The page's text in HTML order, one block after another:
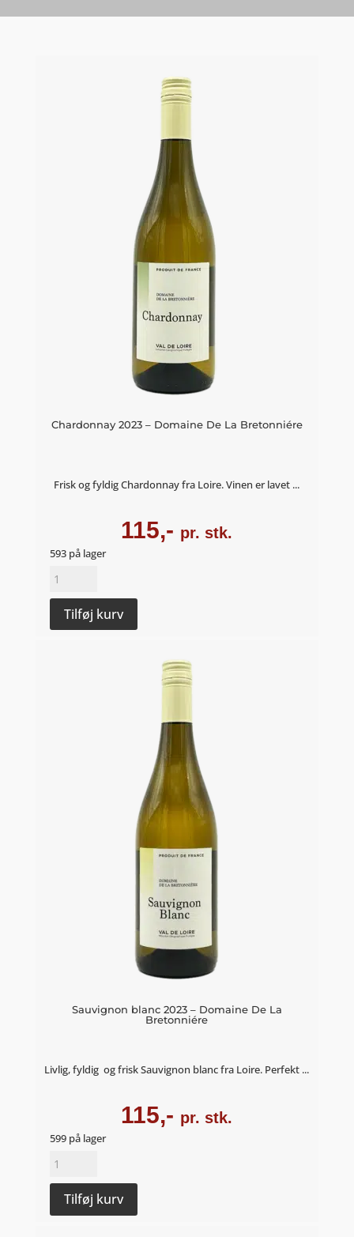
Chardonnay 2023 – Domaine De La Bretonniére
Frisk og fyldig Chardonnay fra Loire. Vinen er lavet ...
115,- pr. stk.
593 på lager
Chardonnay
Domaine
Tilføj kurv
Sauvignon blanc 2023 – Domaine De La
Bretonniére
Livlig, fyldig og frisk Sauvignon blanc fra Loire. Perfekt ...
115,- pr. stk.
599 på lager
Sauvignon
2023
-
Tilføj kurv